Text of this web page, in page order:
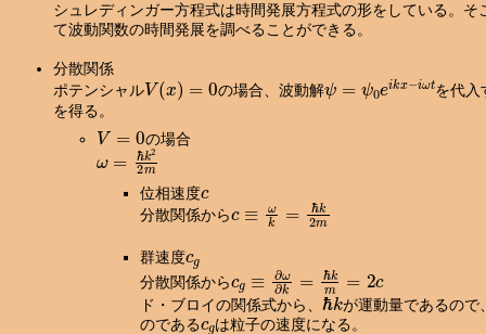
シュレディンガー方程式は時間発展方程式の形をしている。そ
て波動関数の時間発展を調べることができる。
分散関係
ポテンシャルV(x )= の場合、波動解 ψ 0e kx−iωtを代入
を得る。
V= の場合
ω k22m
位相速度c
分散関係から k= 2m
群速度c
分散関係から ω∂ km 2c
ド・ブロイの関係式から、 ℏk が運動量であるので
のであるc gは粒子の速度になる。